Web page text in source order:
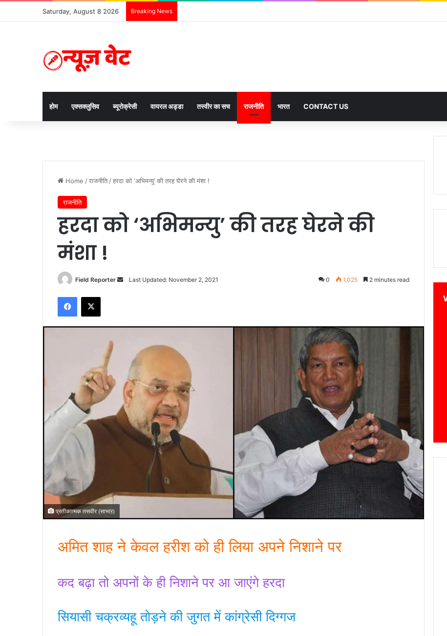
Saturday, August 8 2026 Breaking News
होम एक्सक्लुसिव ब्यूरोक्रेसी वायरल अड्डा तस्वीर का सच राजनीति भारत CONTACT US
Home /राजनीति /हरदा को ‘अभिमन्यु’ की तरह घेरने की मंशा !
राजनीति
हरदा को ‘अभिमन्यु’ की तरह घेरने की
मंशा !
Field Reporter
SendLast Updated: November 2, 2021 0 1,025 2 minutes read
Facebook
X
प्रतीकात्मक तसवीर (साभाऱ)
अमित शाह ने केवल हरीश को ही लिया अपने निशाने पर
कद बढ़ा तो अपनों के ही निशाने पर आ जाएंगे हरदा
सियासी चक्रव्यहू तोड़ने की जुगत में कांग्रेसी दिग्गज